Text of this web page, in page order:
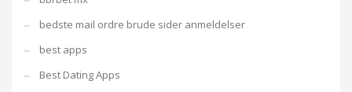
bedste mail ordre brude sider anmeldelser
best apps
Best Dating Apps